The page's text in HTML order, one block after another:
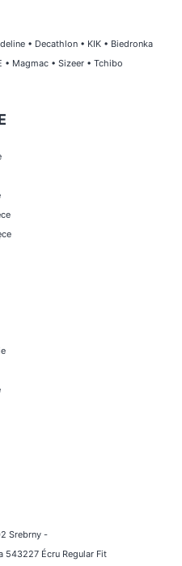
• Decathlon • KIK • Biedronka
• Magmac • Sizeer • Tchibo
Srebrny -
543227 Écru Regular Fit